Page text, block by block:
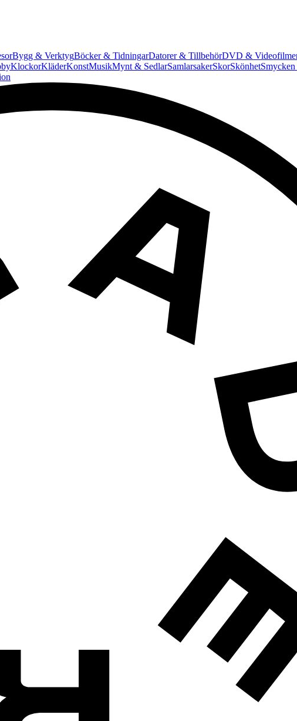
Bygg & VerktygBöcker & TidningarDatorer & TillbehörDVD &
KlockorKläderKonstMusikMynt & SedlarSamlarsakerSkorSkönhet